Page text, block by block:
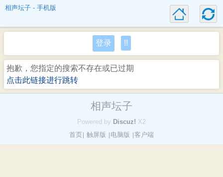
相声坛子 - 手机版
登录 !!
抱歉，您指定的搜索不存在或已过期
点击此链接进行跳转
相声坛子
Powered by Discuz! X2
首页 触屏版 电脑版 客户端